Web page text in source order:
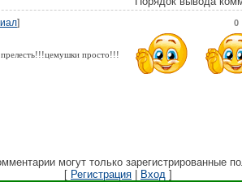
0
]
прелесть!!!цемушки просто!!!
могут только зарегистрированные
[ Регистрация Вход ]